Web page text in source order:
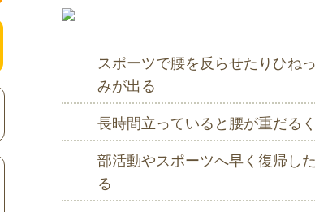
スポーツで腰を反らせたりひね
みが出る
長時間立っていると腰が重だる
部活動やスポーツへ早く復帰し
る